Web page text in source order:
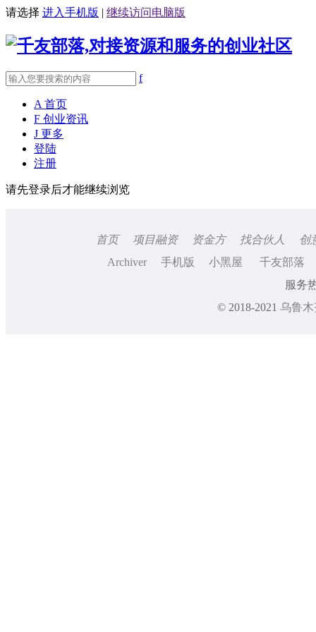
请选择 进入手机版 | 继续访问电脑版
f
A 首页
F 创业资讯
J 更多
登陆
注册
请先登录后才能继续浏览
首页 项目融资 资金方 找合伙人
创
Archiver
手机版 小黑屋
千友部落
服务
© 2018-2021 乌鲁